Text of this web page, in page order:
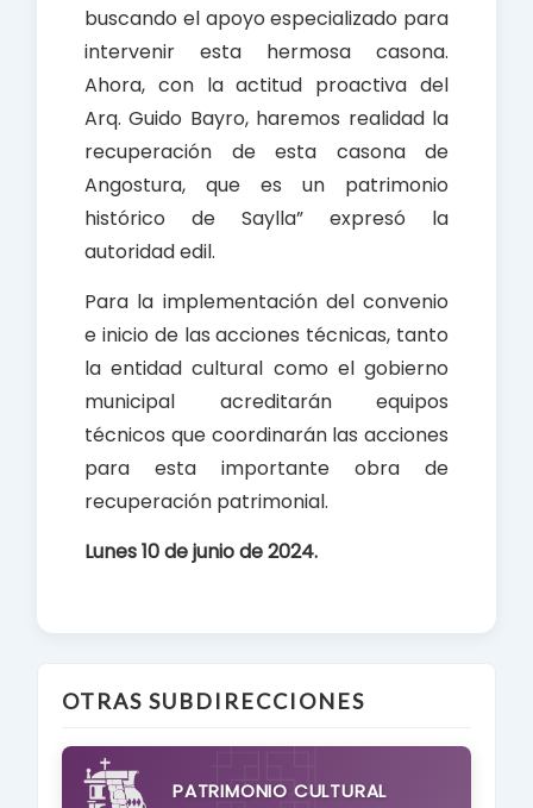
buscando el apoyo especializado para
intervenir esta hermosa casona.
Ahora, con la actitud proactiva del
Arq. Guido Bayro, haremos realidad la
recuperación de esta casona de
Angostura, que es un patrimonio
histórico de Saylla” expresó la
autoridad edil.
Para la implementación del convenio
e inicio de las acciones técnicas, tanto
la entidad cultural como el gobierno
municipal acreditarán equipos
técnicos que coordinarán las acciones
para esta importante obra de
recuperación patrimonial.
Lunes 10 de junio de 2024.
OTRAS SUBDIRECCIONES
PATRIMONIO CULTURAL